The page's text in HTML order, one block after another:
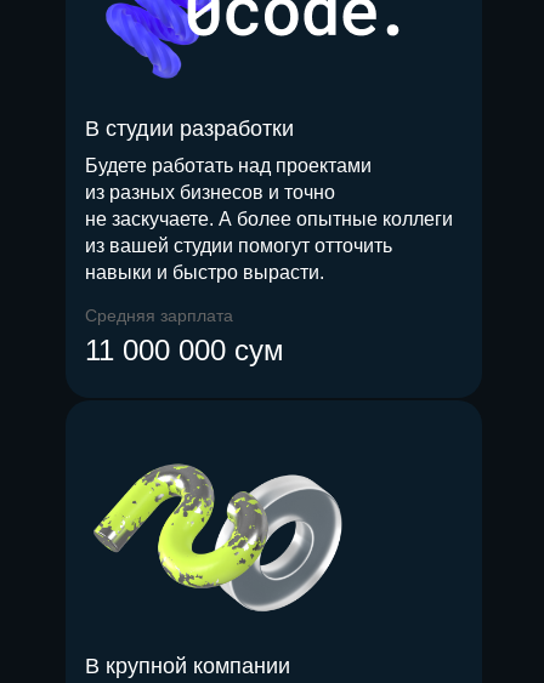
В студии разработки
В крупной компании
Будете работать над проектами
из разных бизнесов и точно
не заскучаете. А более опытные коллеги
из вашей студии помогут отточить
навыки и быстро вырасти.
Средняя зарплата
11 000 000 сум